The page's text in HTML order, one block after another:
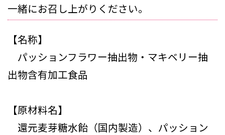
一緒にお召し上がりください。
【名称】
パッションフラワー抽出物・マキベリー抽
出物含有加工食品
【原材料名】
還元麦芽糖水飴（国内製造）、パッション